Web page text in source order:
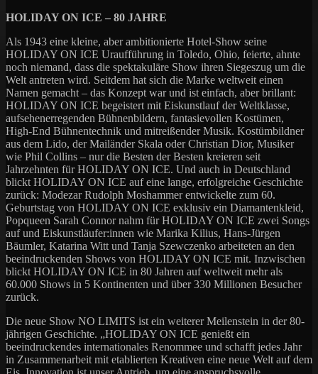
HOLIDAY ON ICE – 80 JAHRE
Als 1943 eine kleine, aber ambitionierte Hotel-Show seine
HOLIDAY ON ICE Uraufführung in Toledo, Ohio, feierte, ahnte
noch niemand, dass die spektakuläre Show ihren Siegeszug um die
Welt antreten wird. Seitdem hat sich die Marke weltweit einen
Namen gemacht – das Konzept war und ist einfach, aber brillant:
HOLIDAY ON ICE begeistert mit Eiskunstlauf der Weltklasse,
aufsehenerregenden Bühnenbildern, fantasievollen Kostümen,
High-End Bühnentechnik und mitreißender Musik. Kostümbildner
aus dem Lido, der Mailänder Skala oder Christian Dior, Musiker
wie Phil Collins – nur die Besten der Besten kreieren seit
Jahrzehnten für HOLIDAY ON ICE. Und auch in Deutschland
blickt HOLIDAY ON ICE auf eine lange, erfolgreiche Geschichte
zurück: Modezar Rudolph Moshammer entwickelte zum 60.
Geburtstag von HOLIDAY ON ICE exklusiv ein Diamantenkleid,
Popqueen Sarah Connor nahm für HOLIDAY ON ICE zwei Songs
auf und Eiskunstläufer:innen wie Marika Kilius, Hans-Jürgen
Bäumler, Katarina Witt und Tanja Szewczenko arbeiteten an den
beeindruckenden Shows von HOLIDAY ON ICE mit. Inzwischen
blickt HOLIDAY ON ICE in 80 Jahren auf weltweit mehr als
60.000 Shows in 5 Kontinenten und über 330 Millionen Besucher
zurück.
Die neue Show NO LIMITS ist ein weiterer Meilenstein in der 80-
jährigen Geschichte. „HOLIDAY ON ICE genießt ein
beeindruckendes internationales Renommee und schafft jedes Jahr
in Zusammenarbeit mit etablierten Kreativen eine neue Welt auf dem